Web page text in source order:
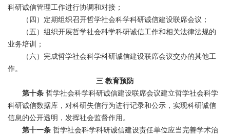
科研诚信管理工作进行协调和对接；
（四）定期组织召开哲学社会科学科研诚信建设联席会议；
（五）组织开展哲学社会科学科研诚信工作和相关法律法规的
业务培训；
（六）完成哲学社会科学科研诚信建设联席会议交办的其他工
作。
三 教育预防
第十条 哲学社会科学科研诚信建设联席会议建立哲学社会科学
科研诚信数据库，对科研失信行为进行记录和公示，实现科研诚信
信息的公开透明，发挥社会监督作用。
第十一条 哲学社会科学科研诚信建设责任单位应当完善学术治